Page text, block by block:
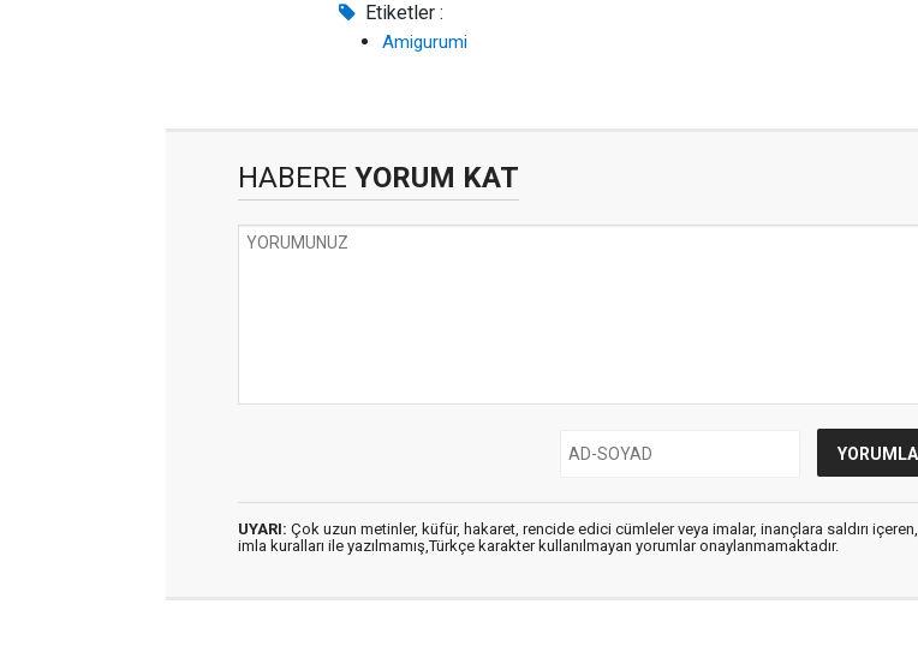
Etiketler :
Amigurumi
HABERE YORUM KAT
UYARI: Çok uzun metinler, küfür, hakaret, rencide edici cümleler veya imalar, inançlara saldırı içeren,
imla kuralları ile yazılmamış,Türkçe karakter kullanılmayan yorumlar onaylanmamaktadır.